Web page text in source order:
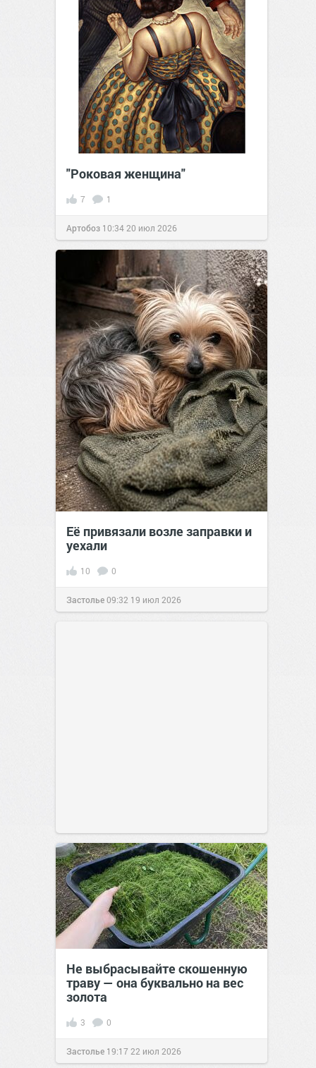
"Роковая женщина"
7 1
Артобоз 10:34 20 июл 2026
Её привязали возле заправки и
уехали
10 0
Застолье09:32 19 июл 2026
Не выбрасывайте скошенную
траву — она буквально на вес
золота
3 0
Застолье 19:17 22 июл 2026